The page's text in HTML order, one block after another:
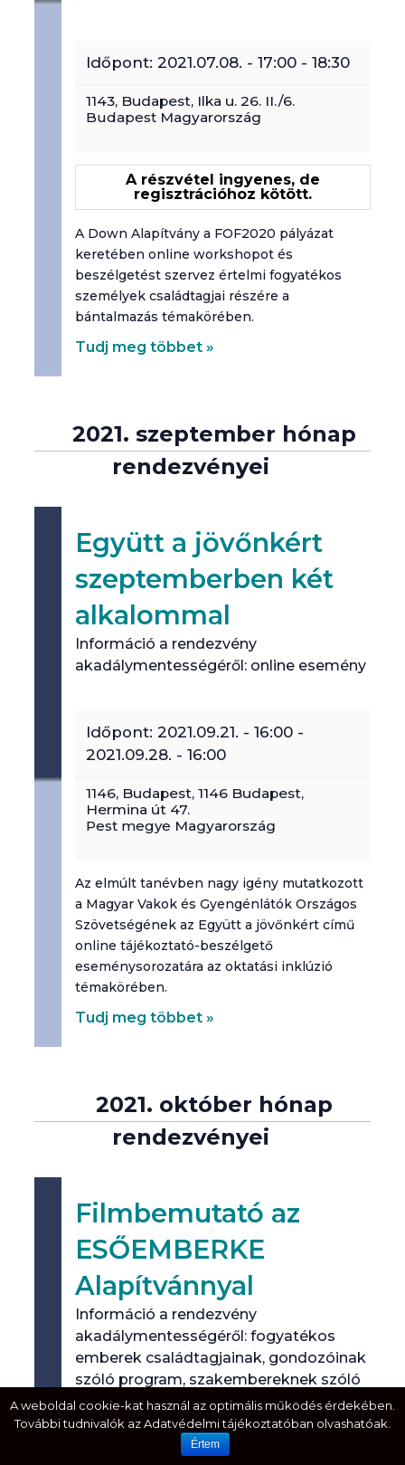
Időpont: 2021.07.08. - 17:00- 18:30
1143, Budapest, Ilka u. 26. II./6.
Budapest Magyarország
A részvétel ingyenes, de
regisztrációhoz kötött.
A Down Alapítvány a FOF2020 pályázat
keretében online workshopot és
beszélgetést szervez értelmi fogyatékos
személyek családtagjai részére a
bántalmazás témakörében.
Tudj meg többet »
2021. szeptember hónap
rendezvényei
Együtt a jövőnkért
szeptemberben két
alkalommal
Információ a rendezvény
akadálymentességéről: online esemény
Időpont: 2021.09.21. - 16:00-
2021.09.28. - 16:00
1146, Budapest, 1146 Budapest,
Hermina út 47.
Pest megye Magyarország
Az elmúlt tanévben nagy igény mutatkozott
a Magyar Vakok és Gyengénlátók Országos
Szövetségének az Együtt a jövőnkért című
online tájékoztató-beszélgető
eseménysorozatára az oktatási inklúzió
témakörében.
Tudj meg többet »
2021. október hónap
rendezvényei
Filmbemutató az
ESŐEMBERKE
Alapítvánnyal
Információ a rendezvény
akadálymentességéről: fogyatékos
emberek családtagjainak, gondozóinak
szóló program, szakembereknek szóló
program
A weboldal cookie-kat használ az optimális működés érdekében.
További tudnivalók az Adatvédelmi tájékoztatóban olvashatóak.
Értem